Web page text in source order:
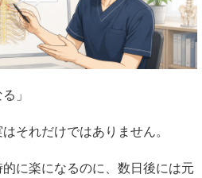
」
それだけではありません。
に楽になるのに、数日後には元